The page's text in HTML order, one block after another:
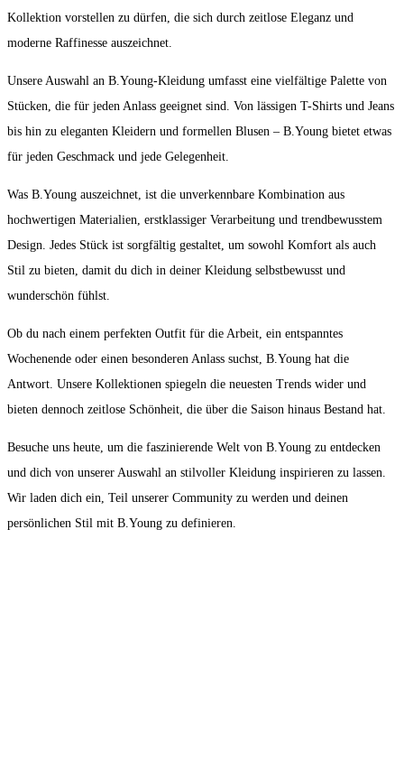
Kollektion vorstellen zu dürfen, die sich durch zeitlose Eleganz und
moderne Raffinesse auszeichnet.
Unsere Auswahl an B.Young-Kleidung umfasst eine vielfältige Palette von
Stücken, die für jeden Anlass geeignet sind. Von lässigen T-Shirts und Jeans
bis hin zu eleganten Kleidern und formellen Blusen – B.Young bietet etwas
für jeden Geschmack und jede Gelegenheit.
Was B.Young auszeichnet, ist die unverkennbare Kombination aus
hochwertigen Materialien, erstklassiger Verarbeitung und trendbewusstem
Design. Jedes Stück ist sorgfältig gestaltet, um sowohl Komfort als auch
Stil zu bieten, damit du dich in deiner Kleidung selbstbewusst und
wunderschön fühlst.
Ob du nach einem perfekten Outfit für die Arbeit, ein entspanntes
Wochenende oder einen besonderen Anlass suchst, B.Young hat die
Antwort. Unsere Kollektionen spiegeln die neuesten Trends wider und
bieten dennoch zeitlose Schönheit, die über die Saison hinaus Bestand hat.
Besuche uns heute, um die faszinierende Welt von B.Young zu entdecken
und dich von unserer Auswahl an stilvoller Kleidung inspirieren zu lassen.
Wir laden dich ein, Teil unserer Community zu werden und deinen
persönlichen Stil mit B.Young zu definieren.